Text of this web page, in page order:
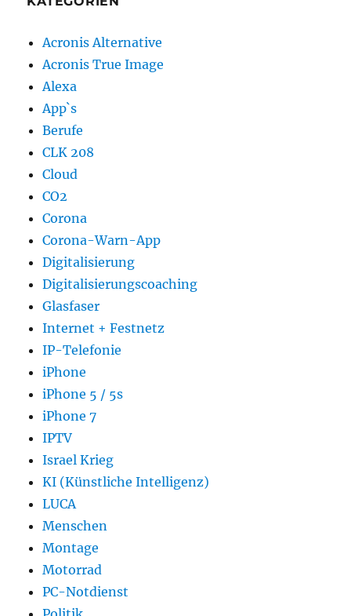
Acronis Alternative
Acronis True Image
Alexa
App`s
Berufe
CLK 208
Cloud
CO2
Corona
Corona-Warn-App
Digitalisierung
Digitalisierungscoaching
Glasfaser
Internet + Festnetz
IP-Telefonie
iPhone
iPhone 5 / 5s
iPhone 7
IPTV
Israel Krieg
KI (Künstliche Intelligenz)
LUCA
Menschen
Montage
Motorrad
PC-Notdienst